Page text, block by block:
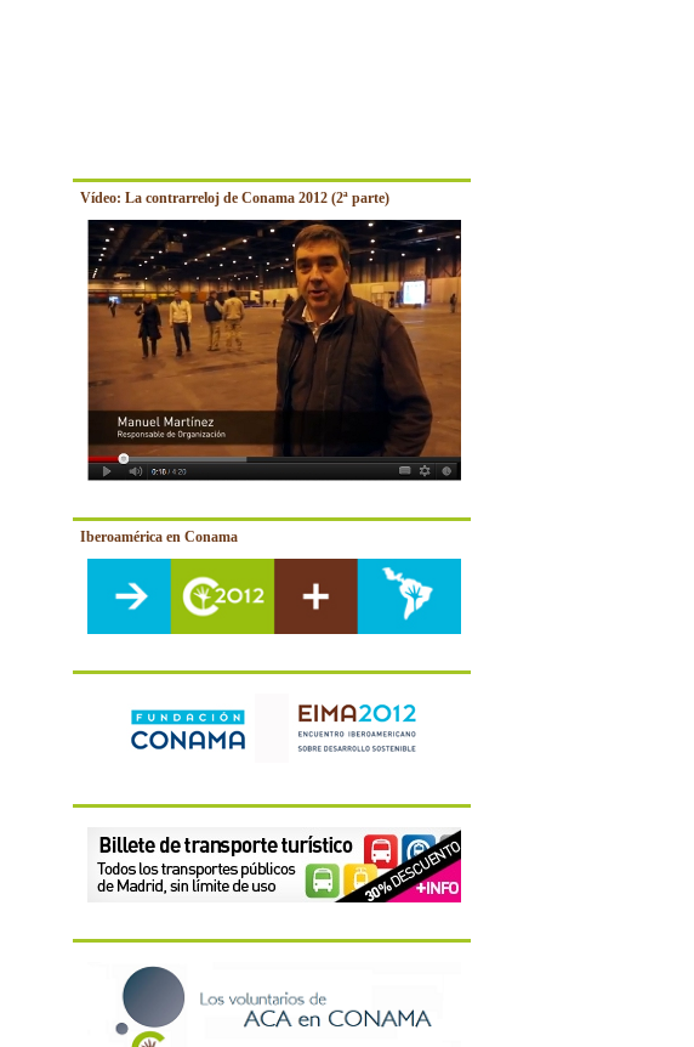
Vídeo: La contrarreloj de Conama 2012 (2ª parte)
Iberoamérica en Conama